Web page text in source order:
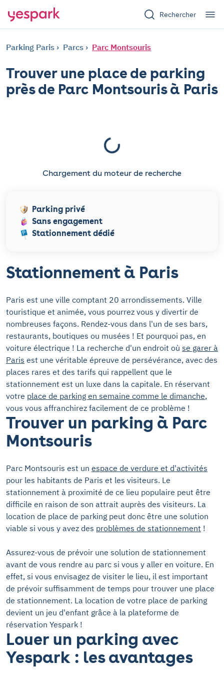
Rechercher
Parking Paris Parcs Parc Montsouris
Trouver une place de parking
près de Parc Montsouris à Paris
Chargement du moteur de recherche
Parking privé
Sans engagement
Stationnement dédié
Stationnement à Paris
Paris est une ville comptant 20 arrondissements. Ville
touristique et animée, vous pourrez vous y divertir de
nombreuses façons. Rendez-vous dans l'un de ses bars,
restaurants, boutiques ou musées ! Et pourquoi pas, en
voiture électrique ! La recherche d'un endroit où se garer à
Paris est une véritable épreuve de persévérance, avec des
places rares et des tarifs qui rappellent que le
stationnement est un luxe dans la capitale. En réservant
votre place de parking en semaine comme le dimanche,
vous vous affranchirez facilement de ce problème !
Trouver un parking à Parc
Montsouris
Parc Montsouris est un espace de verdure et d'activités
pour les habitants de Paris et les visiteurs. Le
stationnement à proximité de ce lieu populaire peut être
difficile en raison de son attrait auprès des visiteurs. La
location de place de parking peut donc être une solution
viable si vous y avez des problèmes de stationnement !
Assurez-vous de prévoir une solution de stationnement
avant de vous rendre au parc si vous y aller en voiture. En
effet, si vous envisagez de visiter le lieu, il est important
de prévoir suffisamment de temps pour trouver une place
de stationnement. La location de votre place de parking
devient un jeu d'enfant grâce à la plateforme de
réservation Yespark !
Louer un parking avec
Yespark : les avantages